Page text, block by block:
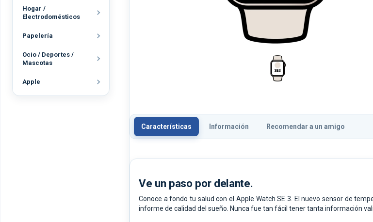
Hogar /
Electrodomésticos
Papelería
Ocio / Deportes /
Mascotas
Apple
Características Información Recomendar a un amigo
Ve un paso por delante.
Conoce a fondo tu salud con el Apple Watch SE 3. El nuevo sensor de
informe de calidad del sueño. Nunca fue tan fácil tener tanta información